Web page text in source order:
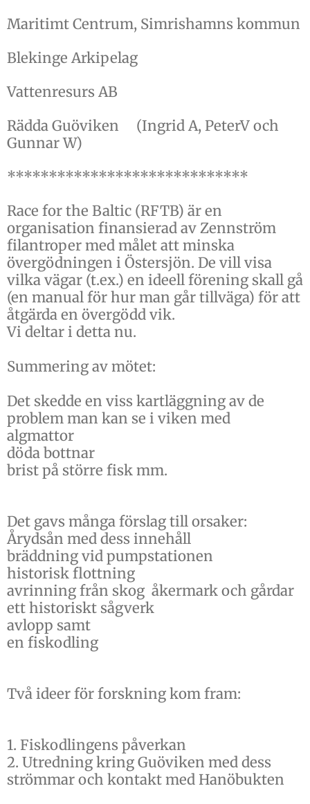
Maritimt Centrum, Simrishamns kommun
Blekinge Arkipelag
Vattenresurs AB
Rädda Guöviken (Ingrid A, PeterV och
Gunnar W)
*****************************
Race for the Baltic (RFTB) är en
organisation finansierad av Zennström
filantroper med målet att minska
övergödningen i Östersjön. De vill visa
vilka vägar (t.ex.) en ideell förening skall gå
(en manual för hur man går tillväga) för att
åtgärda en övergödd vik.
Vi deltar i detta nu.
Summering av mötet:
Det skedde en viss kartläggning av de
problem man kan se i viken med
algmattor
döda bottnar
brist på större fisk mm.
Det gavs många förslag till orsaker:
Årydsån med dess innehåll
bräddning vid pumpstationen
historisk flottning
avrinning från skog åkermark och gårdar
ett historiskt sågverk
avlopp samt
en fiskodling
Två ideer för forskning kom fram:
1. Fiskodlingens påverkan
2. Utredning kring Guöviken med dess
strömmar och kontakt med Hanöbukten